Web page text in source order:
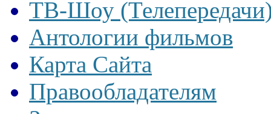
ТВ-Шоу
Антологии фильмов
Карта Сайта
Правообладателям